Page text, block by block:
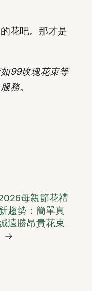
花吧。那才是
99玫瑰花束等
務。
母親節花禮
趨勢：簡單真
遠勝昂貴花束
→